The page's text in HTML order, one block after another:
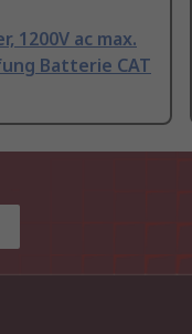
1200V ac max.
Batterie CAT